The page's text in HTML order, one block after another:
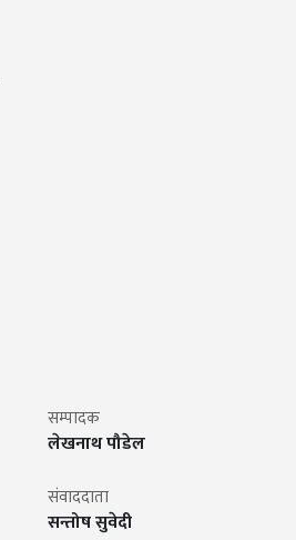
सम्पादक
लेखनाथ पौडेल
संवाददाता
सन्तोष सुवेदी